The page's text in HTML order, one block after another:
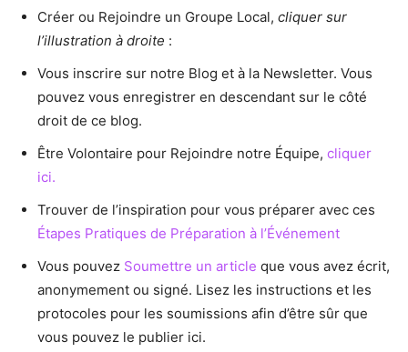
Créer ou Rejoindre un Groupe Local, cliquer sur
l’illustration à droite :
Vous inscrire sur notre Blog et à la Newsletter. Vous
pouvez vous enregistrer en descendant sur le côté
droit de ce blog.
Être Volontaire pour Rejoindre notre Équipe, cliquer
ici.
Trouver de l’inspiration pour vous préparer avec ces
Étapes Pratiques de Préparation à l’Événement
Vous pouvez Soumettre un article que vous avez écrit,
anonymement ou signé. Lisez les instructions et les
protocoles pour les soumissions afin d’être sûr que
vous pouvez le publier ici.